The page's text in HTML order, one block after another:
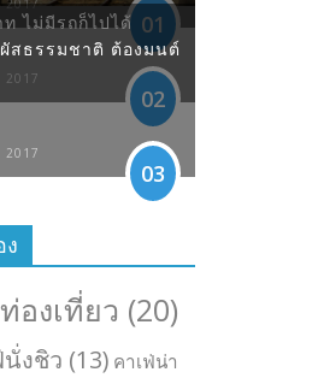
01
ไม่มีรถก็ไปได้
2017
02
สธรรมชาติ ต้องมนต์
2017
03
องเที่ยว (20)
งชิว (13) คาเฟ่น่า